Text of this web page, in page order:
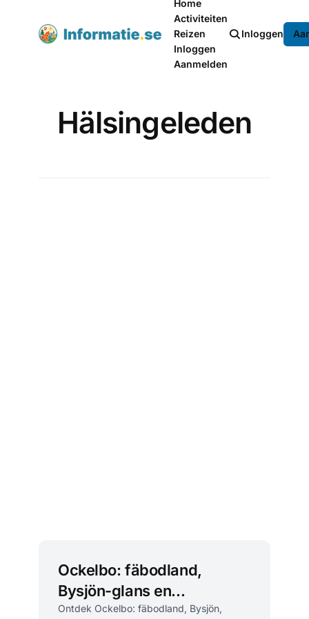
Home
Activiteiten
Reizen
Inloggen
Aanmelden
Inloggen
Hälsingeleden
Ockelbo: fäbodland,
Bysjön-glans en
vernieuwde
Ontdek Ockelbo: fäbodland, Bysjön,